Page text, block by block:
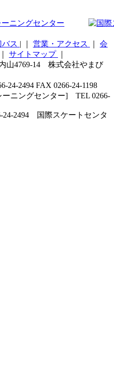
ス | 営業・アクセス
会
サイトマップ
山4769-14 株式会社やまび
2494 FAX 0266-24-1198
ーニングセンター] TEL 0266-